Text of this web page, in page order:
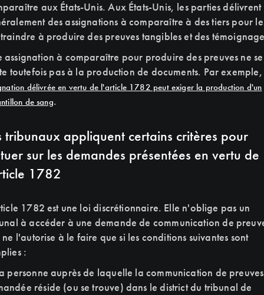
aux États-Unis. Aux États-Unis, les parties délivrent
des assignations à comparaître à des tiers pour
à produire des preuves tangibles et des
assignation à comparaître pour produire des preuves ne se
toutefois pas à la production de documents. Par
délivrée en vertu de l'article 1782 peut exiger la production d'un
de sang.
tribunaux appliquent certains critères pour
sur les demandes présentées en vertu de
1782
1782 est une loi discrétionnaire. Elle n'oblige pas un
à accéder à une demande de communication de
l'autorise à le faire que si les conditions suivantes sont
:
personne auprès de laquelle la communication de
réside (ou se trouve) dans le district du tribunal de